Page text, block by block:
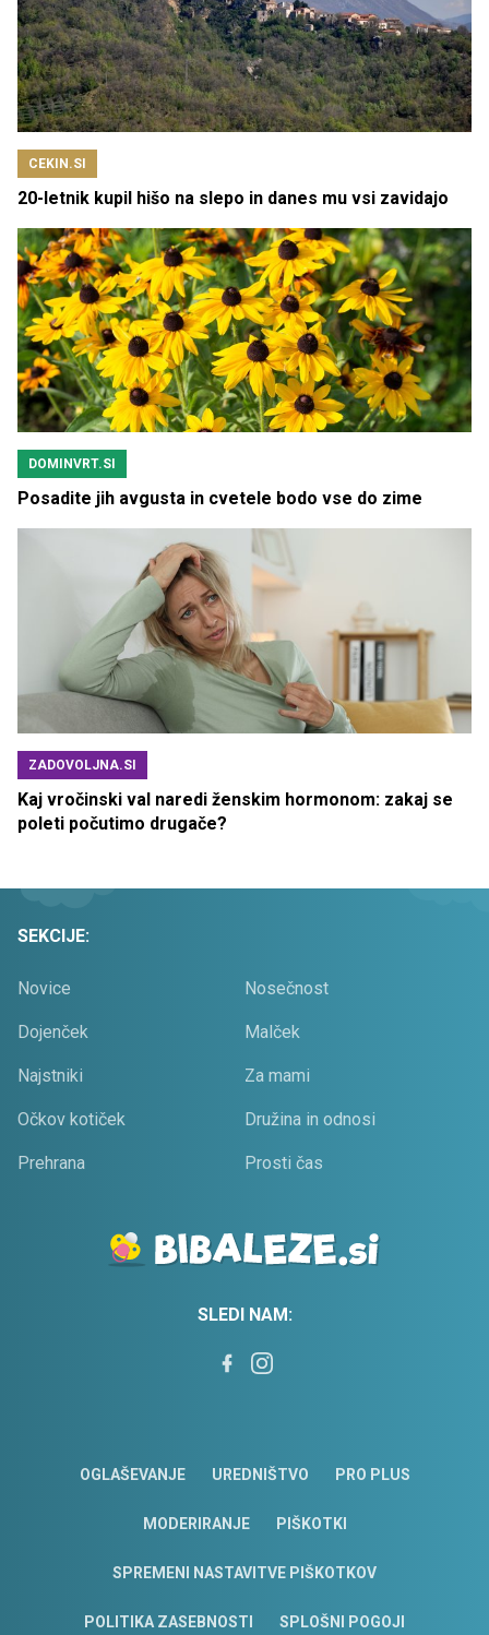
CEKIN.SI
20-letnik kupil hišo na slepo in danes mu vsi zavidajo
DOMINVRT.SI
Posadite jih avgusta in cvetele bodo vse do zime
ZADOVOLJNA.SI
Kaj vročinski val naredi ženskim hormonom: zakaj se
poleti počutimo drugače?
SEKCIJE:
Novice Nosečnost
Dojenček Malček
Najstniki Za mami
Očkov kotiček Družina in odnosi
Prehrana Prosti čas
SLEDI NAM:
OGLAŠEVANJE UREDNIŠTVO PRO PLUS
MODERIRANJE PIŠKOTKI
SPREMENI NASTAVITVE PIŠKOTKOV
POLITIKA ZASEBNOSTI SPLOŠNI POGOJI